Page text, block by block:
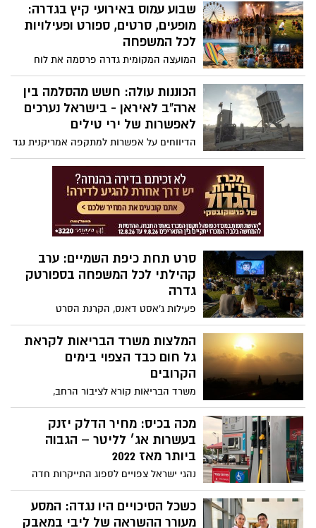
ברחבי ישראל, לאחר שמוקד הרעש אותר
באזור סואץ שבמצרים
שבוע עמוס באירועי קיץ בגדרה:
מופעים, סרטים, ספורט ופעילויות
לכל המשפחה
המועצה המקומית גדרה פרסמה את לוח
אירועי השבוע הקרוב, הכולל מופעי ילדים,
הופעות חיות, גמר גביע ראש המועצה,
סדנאות, הקרנת סרט תחת כיפת השמיים
ופעילויות לנוער - חלקן ללא תשלום
הכוננות עולה: חשש מהסלמה בין
ארה”ב לאיראן - בישראל נערכים
לאפשרות של ירי טילים
הדיווחים על אפשרות למתקפה אמריקנית נגד
יעדים באיראן והאיומים מצד טהרן להגיב נגד
ישראל מגבירים את המתיחות באזור. בישראל
אין בשלב זה שינוי בהנחיות פיקוד העורף, אך
מערכת הביטחון עוקבת בדריכות אחר
ההתפתחויות מחשש להסלמה שתוביל לירי
טילים או כטב”מים לעבר המדינה
סרט תחת כיפת השמיים: ערב
קהילתי לכל המשפחה בספורטק
גדרה
פעילות ג’אסט דאנס, הקרנת הסרט
“מפחידונת” וכניסה חופשית – תושבי גדרה
מוזמנים לערב קיץ משפחתי באוויר הפתוח
המלצות משרד הבריאות לקראת
גל חום כבד הצפוי בימים
הקרובים
משרד הבריאות קורא לציבור הרחב,
לאוכלוסיית הקשישים, ילדים, נשים הרות
ולחולים במחלות כרוניות בפרט, להקפיד
ולהימנע ככל האפשר מחשיפה לחום ולשמש,
להימנע ממאמץ גופני שאינו הכרחי, להקפיד
ממוזגים
מכה בכיס: מחיר הדלק יזנק
בעשרות אג׳ לליטר – הגבוה
ביותר מאז 2022
נהגי ישראל צפויים לספוג התייקרות חדה
במחירי הדלק כבר בתחילת חודש אוגוסט.
מחירו המרבי של ליטר בנזין 95 אוקטן נטול
עופרת בשירות עצמי (כולל מע”מ) יעמוד על
כשכל הסיכויים היו נגדה: המסע
מעורר ההשראה של ליבי במאבק